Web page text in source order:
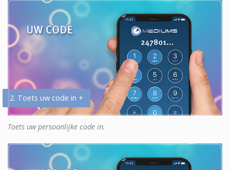
2. Toets uw code in +
Toets uw persoonlijke code in.